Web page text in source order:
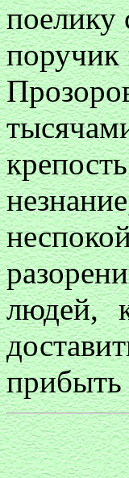
поелику
поручик
людей,
прибыть